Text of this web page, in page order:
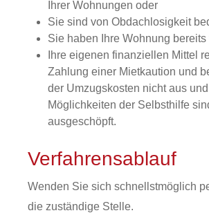
Ihrer Wohnungen oder
Sie sind von Obdachlosigkeit
Sie haben Ihre Wohnung
Ihre eigenen finanziellen Mittel
Zahlung einer Mietkaution und
der Umzugskosten nicht aus
Möglichkeiten der Selbsthilfe
ausgeschöpft.
Verfahrensablauf
Wenden Sie sich schnellstmöglich
die zuständige Stelle.